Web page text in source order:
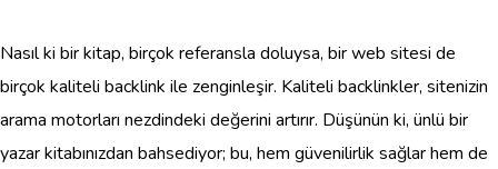
Nasıl ki bir kitap, birçok referansla doluysa, bir web sitesi de
birçok kaliteli backlink ile zenginleşir. Kaliteli backlinkler, sitenizin
arama motorları nezdindeki değerini artırır. Düşünün ki, ünlü bir
yazar kitabınızdan bahsediyor; bu, hem güvenilirlik sağlar hem de